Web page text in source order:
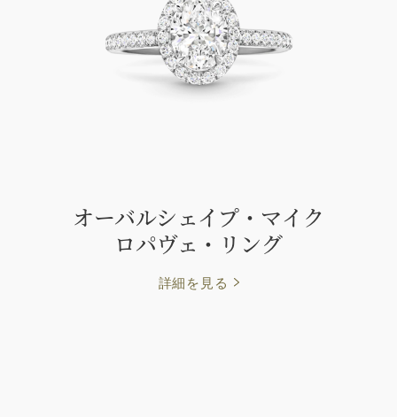
オーバルシェイプ・マイク
ロパヴェ・リング
詳細を見る